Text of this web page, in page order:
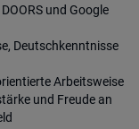
und Google
Deutschkenntnisse
Arbeitsweise
und Freude an